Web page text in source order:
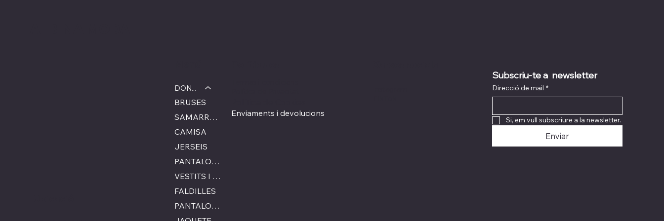
BRUSES
SAMARRETA
CAMISA
JERSEIS
PANTALONS
VESTITS I MONOS
FALDILLES
PANTALONS CURTS
Enviaments i devolucions
Subscriu-te a  newsletter
Direcció de mail *
Si, em vull subscriure a la newsletter.
Enviar